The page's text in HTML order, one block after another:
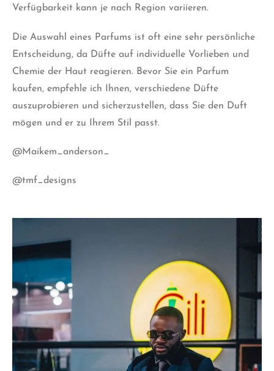
Verfügbarkeit kann je nach Region variieren.
Die Auswahl eines Parfums ist oft eine sehr persönliche
Entscheidung, da Düfte auf individuelle Vorlieben und
Chemie der Haut reagieren. Bevor Sie ein Parfum
kaufen, empfehle ich Ihnen, verschiedene Düfte
auszuprobieren und sicherzustellen, dass Sie den Duft
mögen und er zu Ihrem Stil passt.
@Maikem_anderson_
@tmf_designs